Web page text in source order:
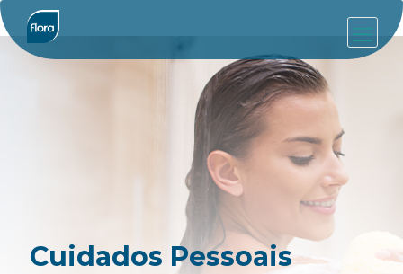
Cuidados Pessoais